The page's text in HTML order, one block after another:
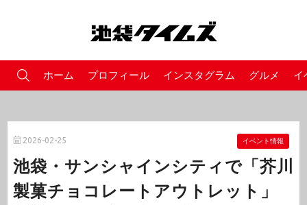
ホーム プロフィール インスタグラム グルメ イ
2026-02-25 イベント情報
池袋・サンシャインシティで「芥川
製菓チョコレートアウトレット」